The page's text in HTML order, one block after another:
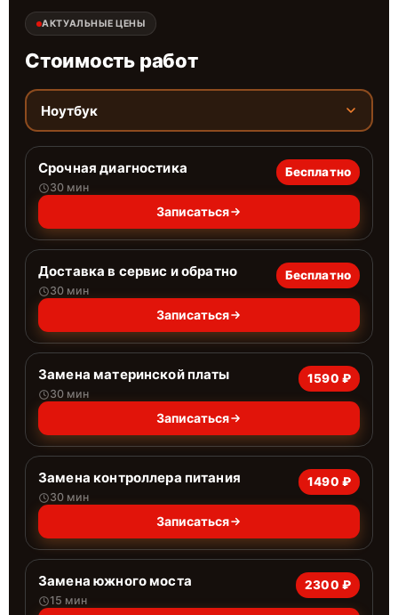
АКТУАЛЬНЫЕ ЦЕНЫ
Стоимость работ
Ноутбук
Срочная диагностика
30 мин
Бесплатно
Записаться
Доставка в сервис и обратно
30 мин
Бесплатно
Записаться
Замена материнской платы
30 мин
1590 ₽
Записаться
Замена контроллера питания
30 мин
1490 ₽
Записаться
Замена южного моста
15 мин
2300 ₽